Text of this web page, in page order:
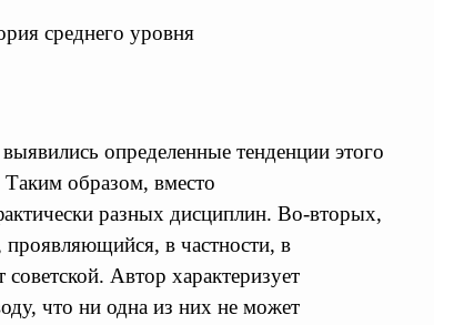
среднего уровня
определенные тенденции этого
образом, вместо
разных дисциплин. Во-вторых,
в частности, в
Автор характеризует
что ни одна из них не может